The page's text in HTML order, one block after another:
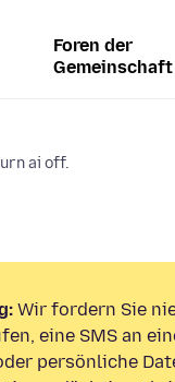
Foren der
Gemeinschaft
ai off.
Wir fordern Sie
eine SMS an
persönliche